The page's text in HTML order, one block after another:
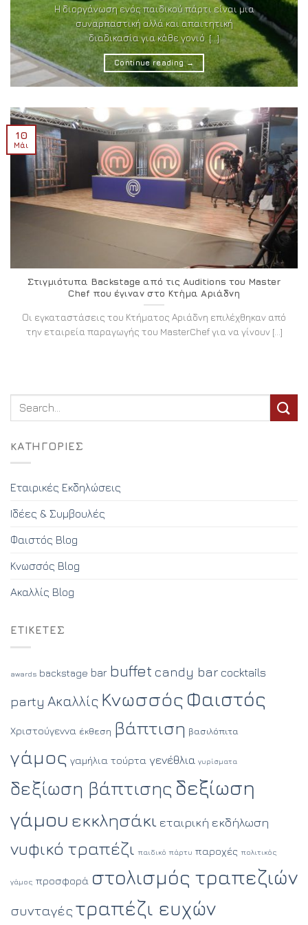
Η διοργάνωση ενός παιδικού πάρτι είναι μια
συναρπαστική αλλά και απαιτητική
διαδικασία για κάθε γονιό. [...]
Continue reading →
Στιγμιότυπα Backstage από τις Auditions του Master
Chef που έγιναν στο Κτήμα Αριάδνη
Οι εγκαταστάσεις του Κτήματος Αριάδνη επιλέχθηκαν από
την εταιρεία παραγωγής του MasterChef για να γίνουν [...]
10
Μάι
KΑΤΗΓΟΡΊΕΣ
Εταιρικές Εκδηλώσεις
Ιδέες & Συμβουλές
Φαιστός Blog
Κνωσσός Blog
Ακαλλίς Blog
ΕΤΙΚΈΤΕΣ
awards backstage bar buffet candy bar cocktails
party Ακαλλίς Κνωσσός Φαιστός
Χριστούγεννα έκθεση βάπτιση βασιλόπιτα
γάμος γαμήλια τούρτα γενέθλια γυρίσματα
δεξίωση βάπτισης δεξίωση
γάμου εκκλησάκι εταιρική εκδήλωση
νυφικό τραπέζι παιδικό πάρτυ παροχές πολιτικός
γάμος προσφορά στολισμός τραπεζιών
συνταγές τραπέζι ευχών